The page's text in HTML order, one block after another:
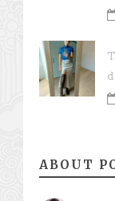
ABOUT